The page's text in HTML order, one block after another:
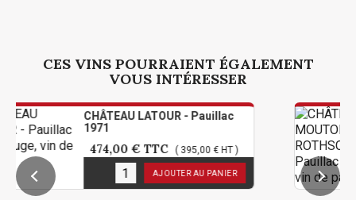
CES VINS POURRAIENT ÉGALEMENT
VOUS INTÉRESSER
LATOUR - Pauillac
474,00 € TTC ( 395,00 € HT )
en stock AJOUTER AU PANIER 1en